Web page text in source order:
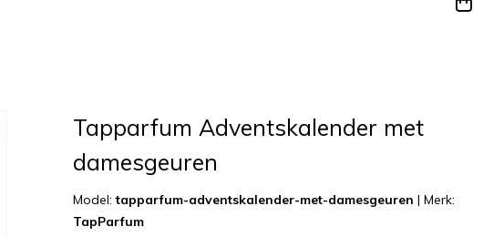
Tapparfum Adventskalender met
damesgeuren
Model:tapparfum-adventskalender-met-damesgeuren | Merk:
TapParfum